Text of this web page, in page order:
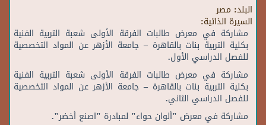
البلد: مصر
السيرة الذاتية:
مشاركة في معرض طالبات الفرقة الأولى شعبة التربية الفنية
بكلية التربية بنات بالقاهرة – جامعة الأزهر عن المواد التخصصية
للفصل الدراسي الأول.
مشاركة في معرض طالبات الفرقة الأولى شعبة التربية الفنية
بكلية التربية بنات بالقاهرة – جامعة الأزهر عن المواد التخصصية
للفصل الدراسي الثاني.
مشاركة في معرض "ألوان حواء" لمبادرة "اصنع أخضر".